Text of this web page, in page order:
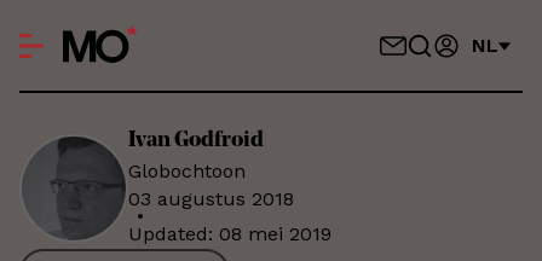
NL
IvanGodfroid
Globochtoon
03 augustus 2018
Updated: 08 mei 2019